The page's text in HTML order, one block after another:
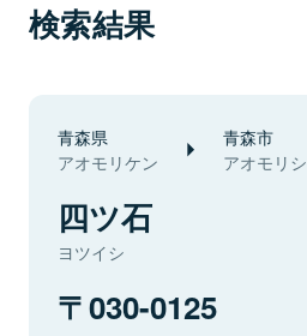
検索結果
青森県
アオモリケン
青森市
アオモリシ
四ツ石
ヨツイシ
030-0125